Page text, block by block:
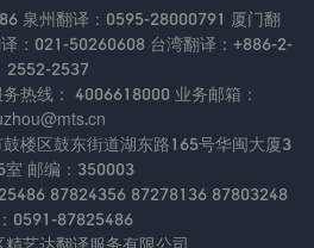
泉州翻译：0595-28000791 厦门翻
：021-50260608 台湾翻译：+886-2-
2552-2537
热线： 4006618000 业务邮箱：
楼区鼓东街道湖东路165号华闽大厦3
室 邮编：350003
87824356 87278136 87803248
0591-87825486